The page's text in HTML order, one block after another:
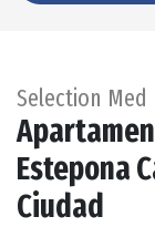
Selection Med
Estepona
Ciudad